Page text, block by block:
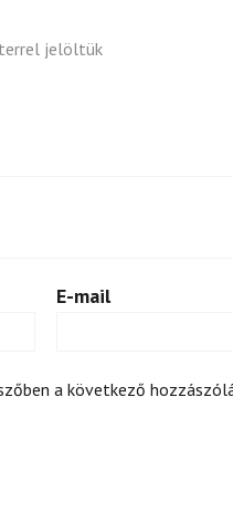
jelöltük
E-mail
a következő